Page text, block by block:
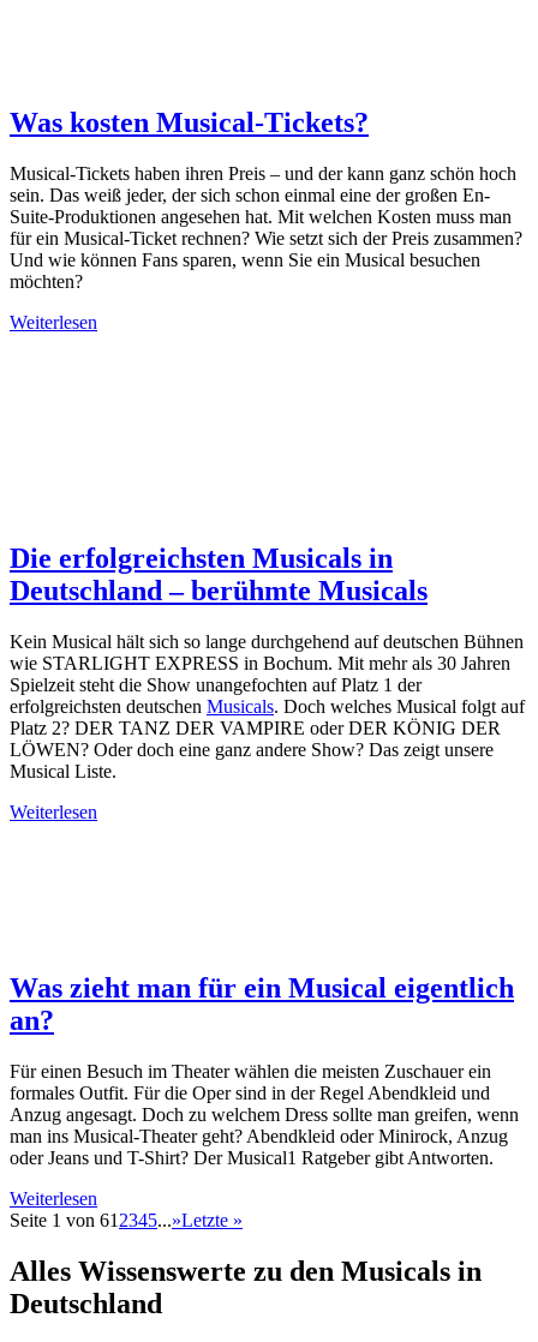
Was kosten Musical-Tickets?
Musical-Tickets haben ihren Preis – und der kann ganz schön hoch
sein. Das weiß jeder, der sich schon einmal eine der großen En-
Suite-Produktionen angesehen hat. Mit welchen Kosten muss man
für ein Musical-Ticket rechnen? Wie setzt sich der Preis zusammen?
Und wie können Fans sparen, wenn Sie ein Musical besuchen
möchten?
Weiterlesen
Die erfolgreichsten Musicals in
Deutschland – berühmte Musicals
Kein Musical hält sich so lange durchgehend auf deutschen Bühnen
wie STARLIGHT EXPRESS in Bochum. Mit mehr als 30 Jahren
Spielzeit steht die Show unangefochten auf Platz 1 der
erfolgreichsten deutschen Musicals. Doch welches Musical folgt auf
Platz 2? DER TANZ DER VAMPIRE oder DER KÖNIG DER
LÖWEN? Oder doch eine ganz andere Show? Das zeigt unsere
Musical Liste.
Weiterlesen
Was zieht man für ein Musical eigentlich
an?
Für einen Besuch im Theater wählen die meisten Zuschauer ein
formales Outfit. Für die Oper sind in der Regel Abendkleid und
Anzug angesagt. Doch zu welchem Dress sollte man greifen, wenn
man ins Musical-Theater geht? Abendkleid oder Minirock, Anzug
oder Jeans und T-Shirt? Der Musical1 Ratgeber gibt Antworten.
Weiterlesen
Seite 1 von 61 2345...»Letzte »
Alles Wissenswerte zu den Musicals in
Deutschland